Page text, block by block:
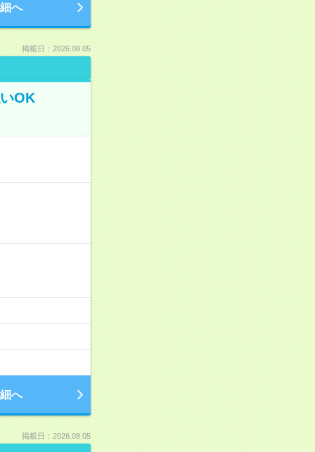
へ
掲載日：2026.08.05
OK
へ
掲載日：2026.08.05